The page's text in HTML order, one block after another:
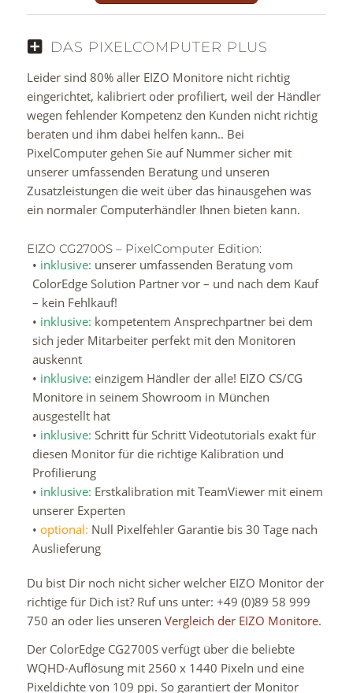
DAS PIXELCOMPUTER PLUS
Leider sind 80% aller EIZO Monitore nicht richtig
eingerichtet, kalibriert oder profiliert, weil der Händler
wegen fehlender Kompetenz den Kunden nicht richtig
beraten und ihm dabei helfen kann.. Bei
PixelComputer gehen Sie auf Nummer sicher mit
unserer umfassenden Beratung und unseren
Zusatzleistungen die weit über das hinausgehen was
ein normaler Computerhändler Ihnen bieten kann.
EIZO CG2700S – PixelComputer Edition:
• inklusive: unserer umfassenden Beratung vom
ColorEdge Solution Partner vor – und nach dem Kauf
– kein Fehlkauf!
• inklusive: kompetentem Ansprechpartner bei dem
sich jeder Mitarbeiter perfekt mit den Monitoren
auskennt
• inklusive: einzigem Händler der alle! EIZO CS/CG
Monitore in seinem Showroom in München
ausgestellt hat
• inklusive: Schritt für Schritt Videotutorials exakt für
diesen Monitor für die richtige Kalibration und
Profilierung
• inklusive: Erstkalibration mit TeamViewer mit einem
unserer Experten
• optional: Null Pixelfehler Garantie bis 30 Tage nach
Auslieferung
Du bist Dir noch nicht sicher welcher EIZO Monitor der
richtige für Dich ist? Ruf uns unter: +49 (0)89 58 999
750 an oder lies unseren Vergleich der EIZO Monitore.
Der ColorEdge CG2700S verfügt über die beliebte
WQHD-Auflösungmit 2560 x 1440 Pixeln und eine
Pixeldichte von 109 ppi. So garantiert der Monitor